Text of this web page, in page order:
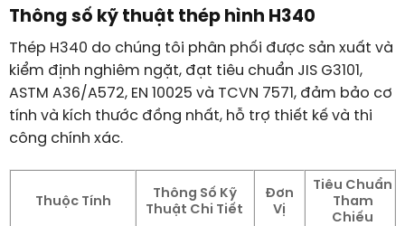
Thông số kỹ thuật thép hình H340
Thép H340 do chúng tôi phân phối được sản xuất và
kiểm định nghiêm ngặt, đạt tiêu chuẩn JIS G3101,
ASTM A36/A572, EN 10025 và TCVN 7571, đảm bảo cơ
tính và kích thước đồng nhất, hỗ trợ thiết kế và thi
công chính xác.
Thuộc Tính
Thông Số Kỹ
Thuật Chi Tiết
Đơn
Vị
Tiêu Chuẩn
Tham
Chiếu